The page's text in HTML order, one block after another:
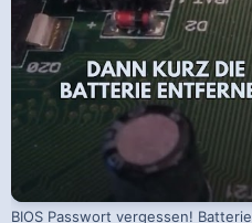
BIOS Passwort vergessen! Batterie